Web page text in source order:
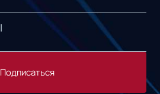
Подписаться